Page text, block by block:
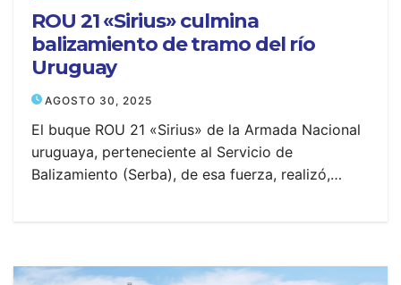
ROU 21 «Sirius» culmina
balizamiento de tramo del río
Uruguay
AGOSTO 30, 2025
El buque ROU 21 «Sirius» de la Armada Nacional
uruguaya, perteneciente al Servicio de
Balizamiento (Serba), de esa fuerza, realizó,…